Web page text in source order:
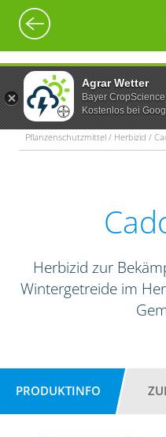
Agrar Wetter
Bayer
Kostenlos bei
Pflanzenschutzmittel / Herbizid /
Herbizid zur
Wintergetreide im
PRODUKTINFO